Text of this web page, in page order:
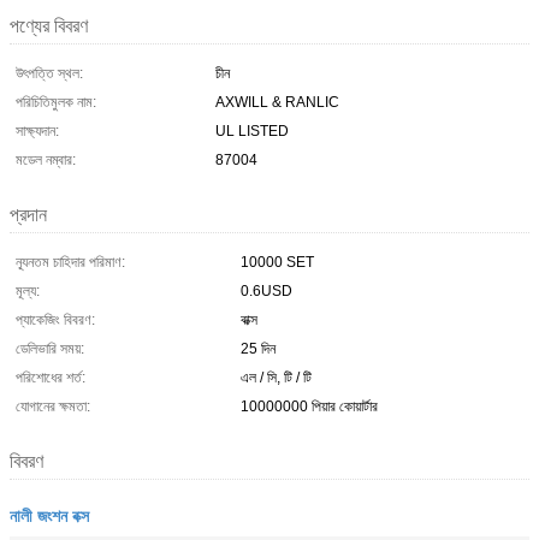
পণ্যের বিবরণ
উৎপত্তি স্থল:
চীন
পরিচিতিমুলক নাম:
AXWILL & RANLIC
সাক্ষ্যদান:
UL LISTED
মডেল নম্বার:
87004
প্রদান
ন্যূনতম চাহিদার পরিমাণ:
10000 SET
মূল্য:
0.6USD
প্যাকেজিং বিবরণ:
বাক্স
ডেলিভারি সময়:
25 দিন
পরিশোধের শর্ত:
এল / সি, টি / টি
যোগানের ক্ষমতা:
10000000 পিয়ার কোয়ার্টার
বিবরণ
নালী জংশন বক্স